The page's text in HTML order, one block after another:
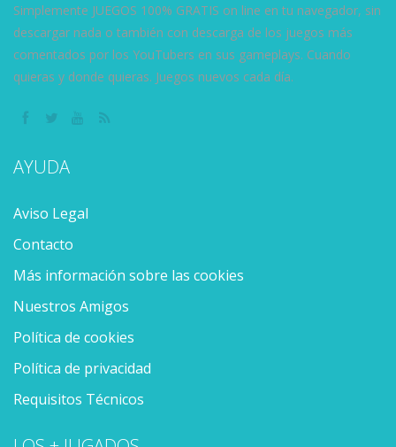
Simplemente JUEGOS 100% GRATIS on line en tu navegador, sin
descargar nada o también con descarga de los juegos más
comentados por los YouTubers en sus gameplays. Cuando
quieras y donde quieras. Juegos nuevos cada día.
AYUDA
Aviso Legal
Contacto
Más información sobre las cookies
Nuestros Amigos
Política de cookies
Política de privacidad
Requisitos Técnicos